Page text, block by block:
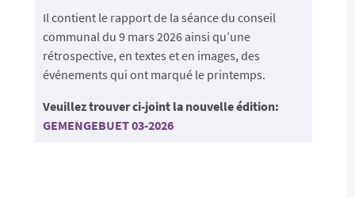
Il contient le rapport de la séance du conseil
communal du 9 mars 2026 ainsi qu’une
rétrospective, en textes et en images, des
événements qui ont marqué le printemps.
Veuillez trouver ci-joint la nouvelle édition:
GEMENGEBUET 03-2026